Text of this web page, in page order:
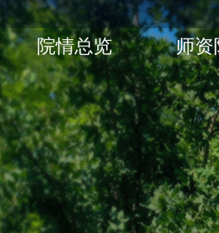
院情总览 师资